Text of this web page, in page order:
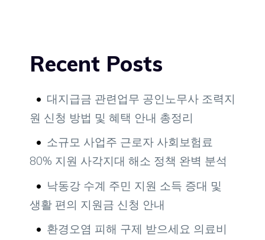
Recent Posts
대지급금 관련업무 공인노무사 조력지
원 신청 방법 및 혜택 안내 총정리
소규모 사업주 근로자 사회보험료
80% 지원 사각지대 해소 정책 완벽 분석
낙동강 수계 주민 지원 소득 증대 및
생활 편의 지원금 신청 안내
환경오염 피해 구제 받으세요 의료비